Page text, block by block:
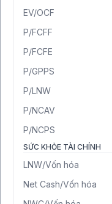
EV/OCF
P/FCFF
P/FCFE
P/GPPS
P/LNW
P/NCAV
P/NCPS
SỨC KHỎE TÀI CHÍNH
LNW/Vốn hóa
Net Cash/Vốn hóa